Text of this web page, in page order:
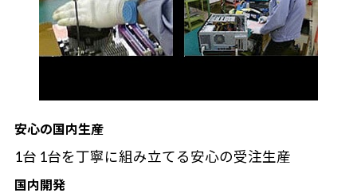
安心の国内生産
1台 1台を丁寧に組み立てる安心の受注生産
国内開発